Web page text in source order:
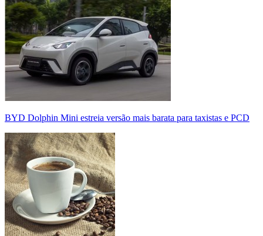
BYD Dolphin Mini estreia versão mais barata para taxistas e PCD